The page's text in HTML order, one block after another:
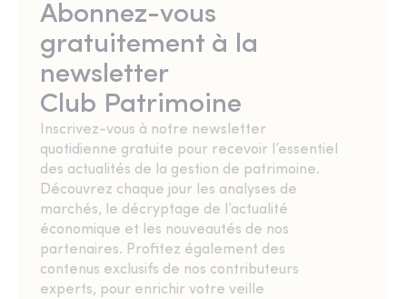
Abonnez-vous
gratuitement à la
newsletter
Club Patrimoine
Inscrivez-vous à notre newsletter
quotidienne gratuite pour recevoir l’essentiel
des actualités de la gestion de patrimoine.
Découvrez chaque jour les analyses de
marchés, le décryptage de l’actualité
économique et les nouveautés de nos
partenaires. Profitez également des
contenus exclusifs de nos contributeurs
experts, pour enrichir votre veille